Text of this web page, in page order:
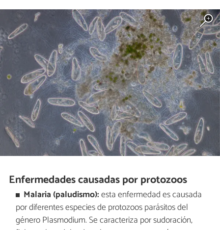
Enfermedades causadas por protozoos
Malaria (paludismo):esta enfermedad es causada
por diferentes especies de protozoos parásitos del
género Plasmodium. Se caracteriza por sudoración,